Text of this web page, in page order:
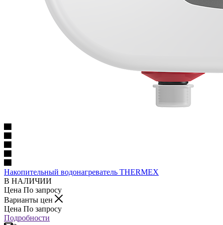
Накопительный водонагреватель THERMEX
В НАЛИЧИИ
Цена По запросу
Варианты цен
Цена По запросу
Подробности